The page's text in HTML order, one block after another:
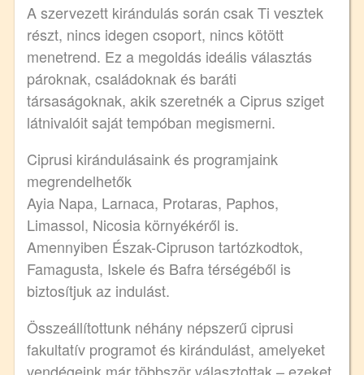
A szervezett kirándulás során csak Ti vesztek
részt, nincs idegen csoport, nincs kötött
menetrend. Ez a megoldás ideális választás
pároknak, családoknak és baráti
társaságoknak, akik szeretnék a Ciprus sziget
látnivalóit saját tempóban megismerni.
Ciprusi kirándulásaink és programjaink
megrendelhetők
Ayia Napa, Larnaca, Protaras, Paphos,
Limassol, Nicosia környékéről is.
Amennyiben Észak-Cipruson tartózkodtok,
Famagusta, Iskele és Bafra térségéből is
biztosítjuk az indulást.
Összeállítottunk néhány népszerű ciprusi
fakultatív programot és kirándulást, amelyeket
vendégeink már többször választottak – ezeket